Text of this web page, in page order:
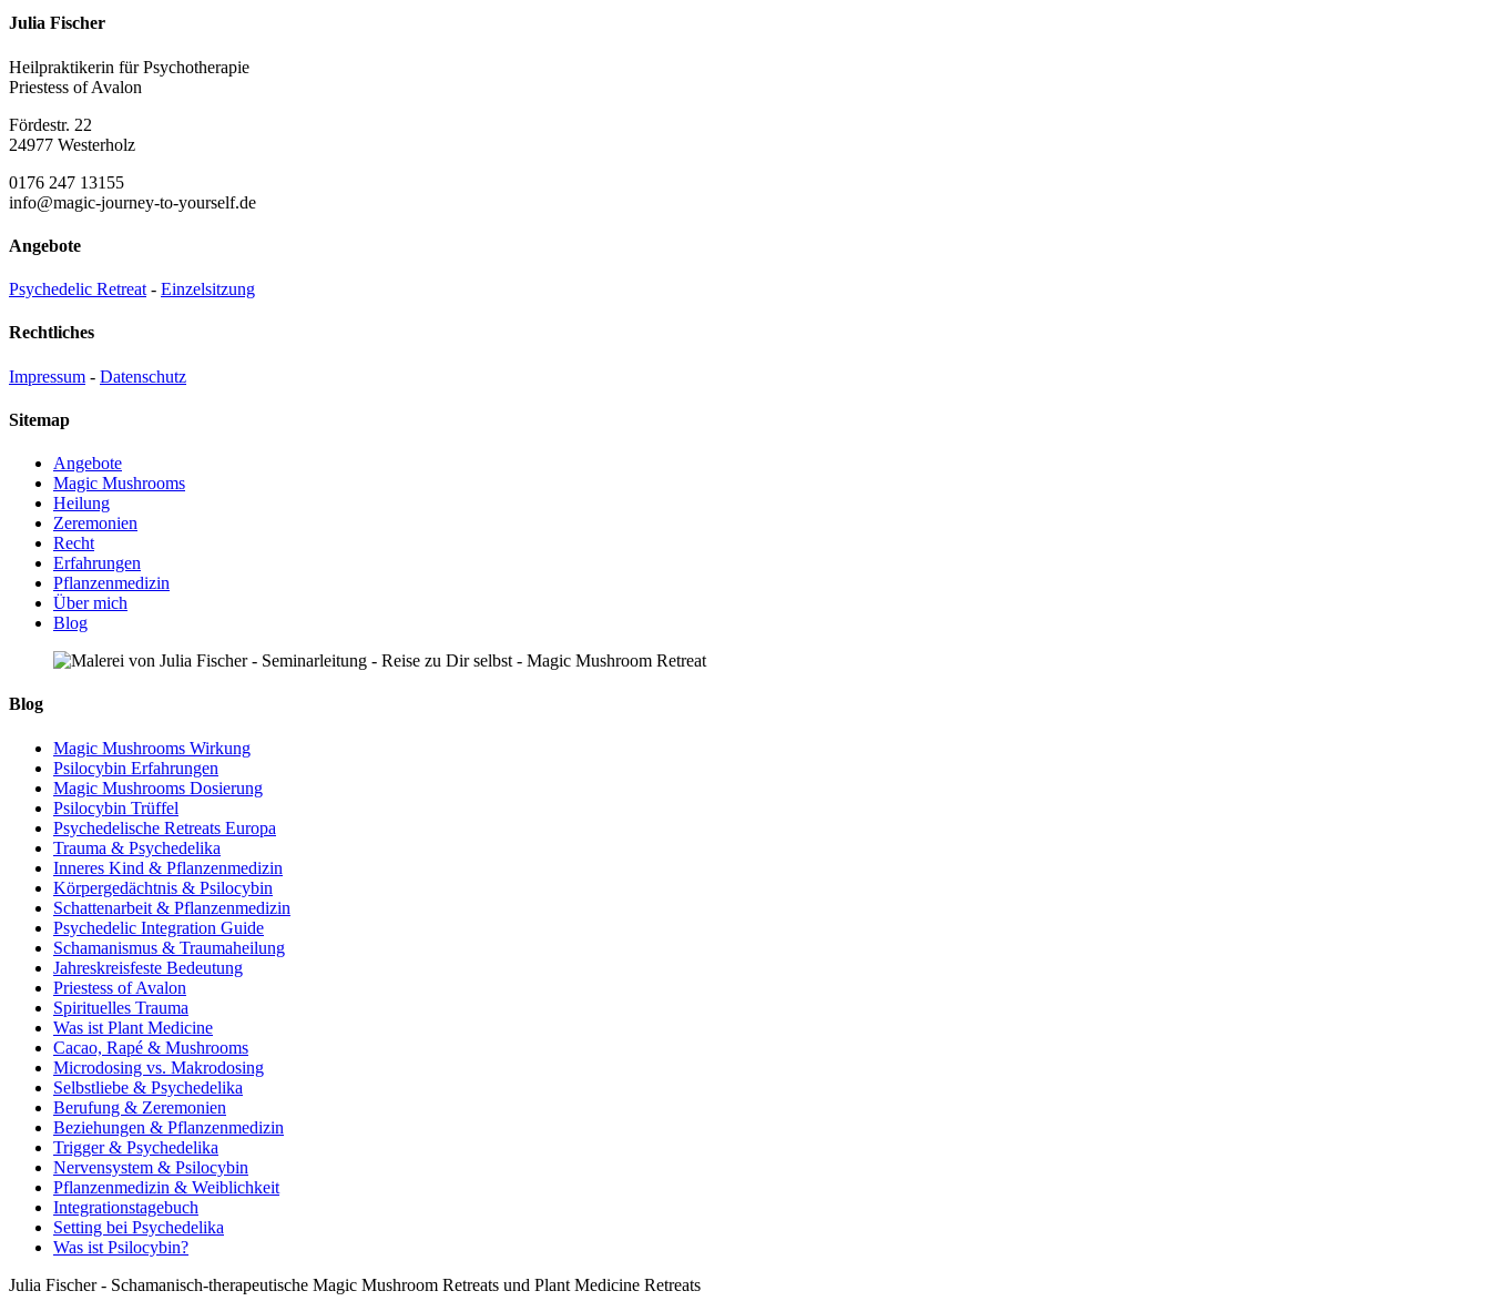
Julia Fischer
Heilpraktikerin für Psychotherapie
Priestess of Avalon
Fördestr. 22
24977 Westerholz
0176 247 13155
info@magic-journey-to-yourself.de
Angebote
Psychedelic Retreat - Einzelsitzung
Rechtliches
Impressum - Datenschutz
Sitemap
Angebote
Magic Mushrooms
Heilung
Zeremonien
Recht
Erfahrungen
Pflanzenmedizin
Über mich
Blog
Blog
Magic Mushrooms Wirkung
Psilocybin Erfahrungen
Magic Mushrooms Dosierung
Psilocybin Trüffel
Psychedelische Retreats Europa
Trauma & Psychedelika
Inneres Kind & Pflanzenmedizin
Körpergedächtnis & Psilocybin
Schattenarbeit & Pflanzenmedizin
Psychedelic Integration Guide
Schamanismus & Traumaheilung
Jahreskreisfeste Bedeutung
Priestess of Avalon
Spirituelles Trauma
Was ist Plant Medicine
Cacao, Rapé & Mushrooms
Microdosing vs. Makrodosing
Selbstliebe & Psychedelika
Berufung & Zeremonien
Beziehungen & Pflanzenmedizin
Trigger & Psychedelika
Nervensystem & Psilocybin
Pflanzenmedizin & Weiblichkeit
Integrationstagebuch
Setting bei Psychedelika
Was ist Psilocybin?
Julia Fischer - Schamanisch-therapeutische Magic Mushroom Retreats und Plant Medicine Retreats